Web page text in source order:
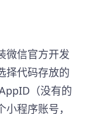
微信官方开发
择代码存放的
（没有的
程序账号，